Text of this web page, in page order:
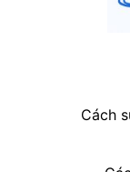
Cách